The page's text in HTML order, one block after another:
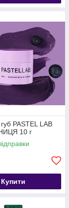
PASTEL LAB
10 г
Купити